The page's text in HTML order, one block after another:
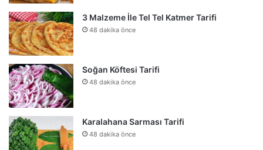
3 Malzeme İle Tel Tel Katmer Tarifi
48 dakika önce
Soğan Köftesi Tarifi
48 dakika önce
Karalahana Sarması Tarifi
48 dakika önce